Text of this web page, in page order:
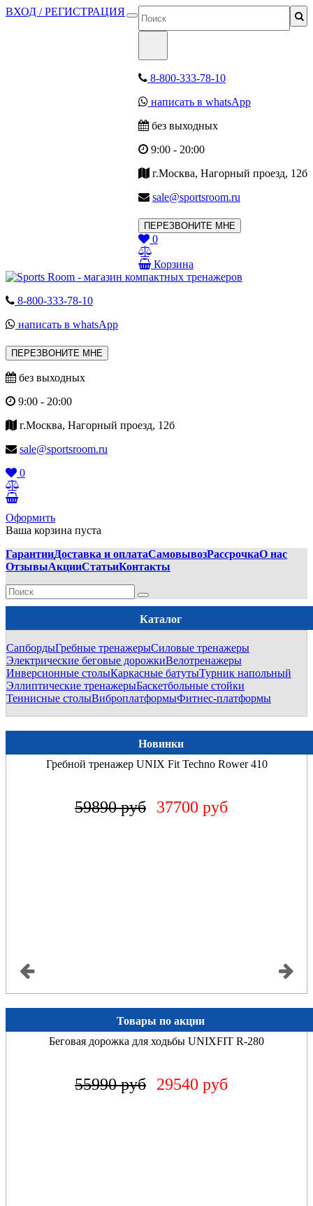
ВХОД / РЕГИСТРАЦИЯ
8-800-333-78-10
написать в whatsApp
без выходных
9:00 - 20:00
г.Москва, Нагорный проезд, 12б
sale@sportsroom.ru
ПЕРЕЗВОНИТЕ МНЕ
0
Корзина
8-800-333-78-10
написать в whatsApp
ПЕРЕЗВОНИТЕ МНЕ
без выходных
9:00 - 20:00
г.Москва, Нагорный проезд, 12б
sale@sportsroom.ru
0
Оформить
Ваша корзина пуста
ГарантииДоставка и оплатаСамовывозРассрочкаО нас
ОтзывыАкцииСтатьиКонтакты
Каталог
СапбордыГребные тренажерыСиловые тренажеры
Электрические беговые дорожкиВелотренажеры
Инверсионные столыКаркасные батутыТурник напольный
Эллиптические тренажерыБаскетбольные стойки
Теннисные столыВиброплатформыФитнес-платформы
Новинки
Гребной тренажер UNIX Fit Techno Rower 410
59890 руб 37700 руб
Товары по акции
Беговая дорожка UNIXFIT MX-570Z
76890 руб 71490 руб